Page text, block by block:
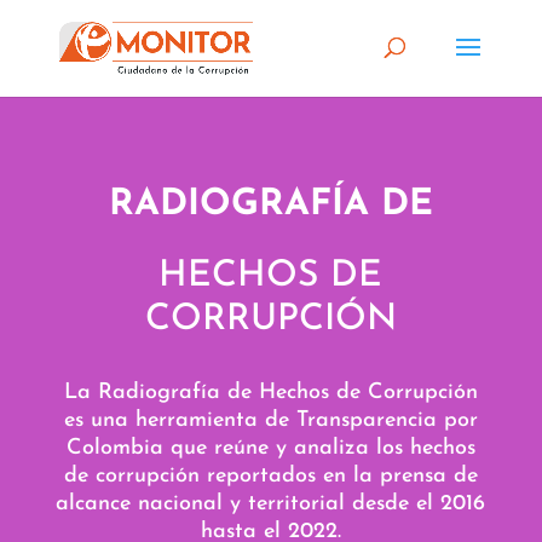
RADIOGRAFÍA DE
HECHOS DE
CORRUPCIÓN
La Radiografía de Hechos de Corrupción
es una herramienta de Transparencia por
Colombia que reúne y analiza los hechos
de corrupción reportados en la prensa de
alcance nacional y territorial desde el 2016
hasta el 2022.